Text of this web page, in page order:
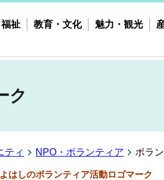
祉 教育・文化 魅力・観光
ク
ティ NPO・ボランティア ボラ
はしのボランティア活動ロゴマーク